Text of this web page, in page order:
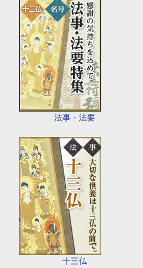
法事・法要
十三仏